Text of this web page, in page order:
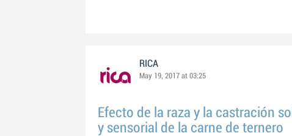
RICA
May 19, 2017 at 03:25
Efecto de la raza y la castración
y sensorial de la carne de ternero